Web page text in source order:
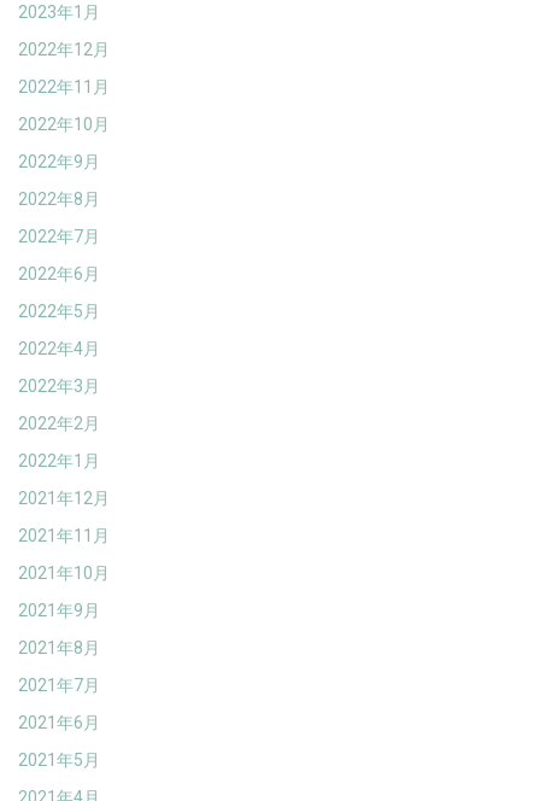
2023年1月
2022年12月
2022年11月
2022年10月
2022年9月
2022年8月
2022年7月
2022年6月
2022年5月
2022年4月
2022年3月
2022年2月
2022年1月
2021年12月
2021年11月
2021年10月
2021年9月
2021年8月
2021年7月
2021年6月
2021年5月
2021年4月